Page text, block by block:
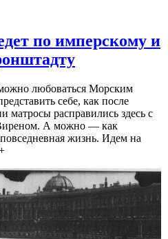
по имперскому и
любоваться Морским
себе, как после
матросы расправились здесь с
А можно — как
жизнь. Идем на